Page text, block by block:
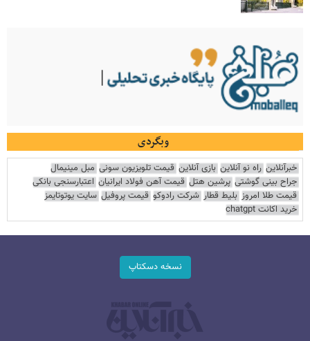
وبگردی
خبرآنلاین راه نو آنلاین بازی آنلاین قیمت تلویزیون سونی مبل مینیمال
جراح بینی گوشتی پرشین هتل قیمت آهن فولاد ایرانیان اعتبارسنجی بانکی
قیمت طلا امروز بلیط قطار شرکت رادوکو قیمت پروفیل سایت یوتوتایمز
خرید اکانت chatgpt
نسخه دسکتاپ